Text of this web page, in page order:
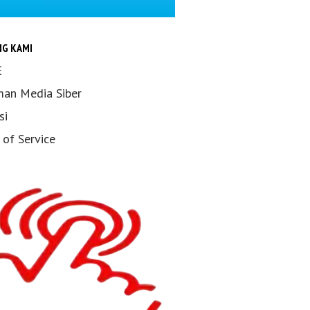
KAMI
Media Siber
of Service